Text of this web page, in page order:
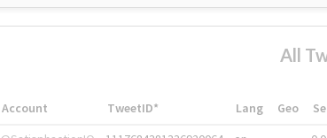
All
Account TweetID* Lang Geo